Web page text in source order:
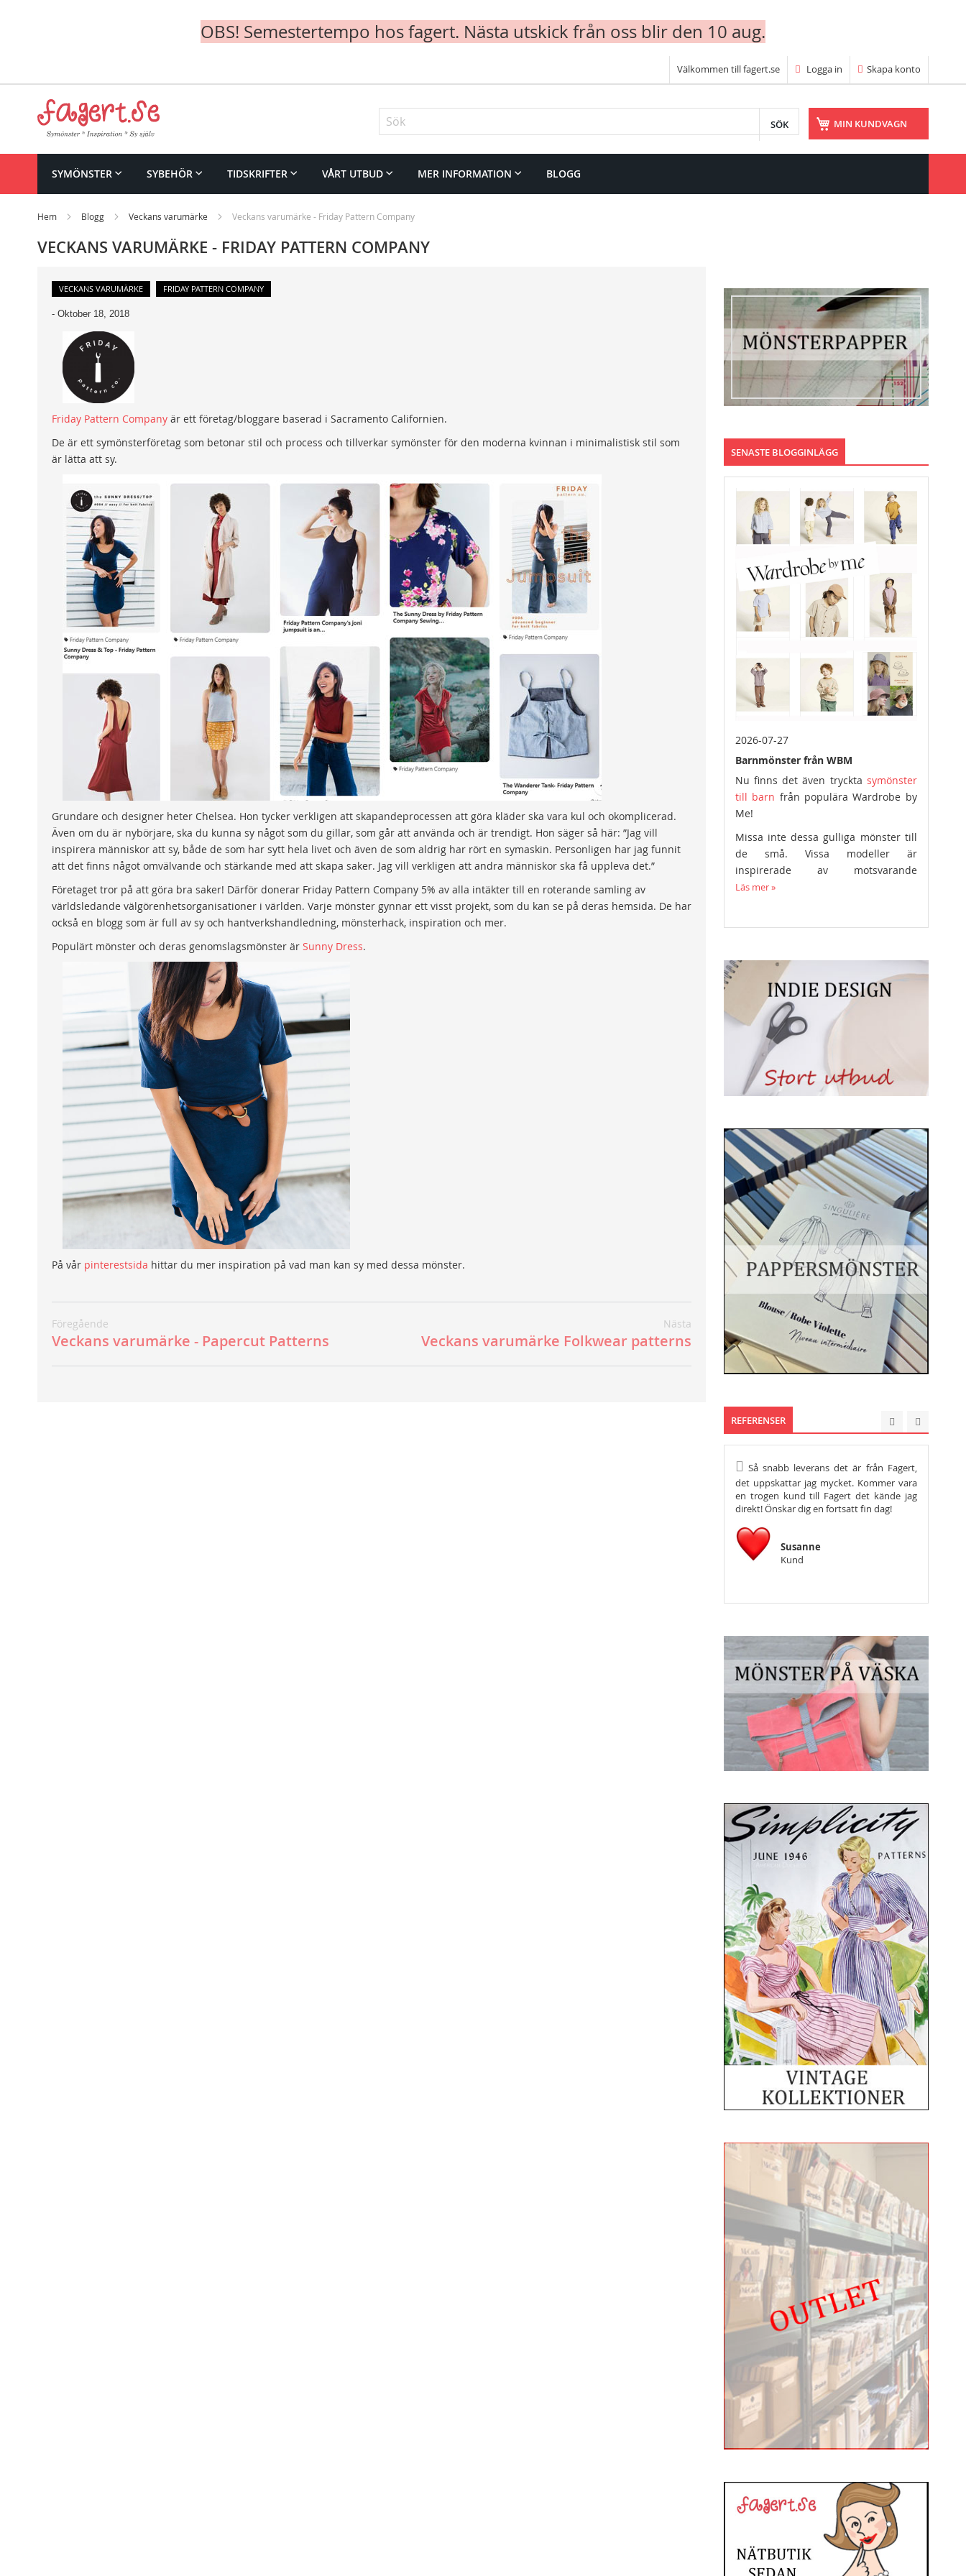
OBS! Semestertempo hos fagert. Nästa utskick från oss blir den 10 aug.
Content
Välkommen till fagert.se Logga in Skapa konto
MIN KUNDVAGN
Sök
SYMÖNSTER SYBEHÖR TIDSKRIFTER VÅRT UTBUD MER INFORMATION BLOGG
Hem Blogg Veckans varumärke Veckans varumärke - Friday Pattern Company
VECKANS VARUMÄRKE - FRIDAY PATTERN COMPANY
VECKANS VARUMÄRKE FRIDAY PATTERN COMPANY
- Oktober 18, 2018
Friday Pattern Company är ett företag/bloggare baserad i Sacramento Californien.
De är ett symönsterföretag som betonar stil och process och tillverkar symönster för den moderna kvinnan i minimalistisk stil som
är lätta att sy.
Grundare och designer heter Chelsea. Hon tycker verkligen att skapandeprocessen att göra kläder ska vara kul och okomplicerad.
Även om du är nybörjare, ska du kunna sy något som du gillar, som går att använda och är trendigt. Hon säger så här: ”Jag vill
inspirera människor att sy, både de som har sytt hela livet och även de som aldrig har rört en symaskin. Personligen har jag funnit
att det finns något omvälvande och stärkande med att skapa saker. Jag vill verkligen att andra människor ska få uppleva det.”
Företaget tror på att göra bra saker! Därför donerar Friday Pattern Company 5% av alla intäkter till en roterande samling av
världsledande välgörenhetsorganisationer i världen. Varje mönster gynnar ett visst projekt, som du kan se på deras hemsida. De har
också en blogg som är full av sy och hantverkshandledning, mönsterhack, inspiration och mer.
Populärt mönster och deras genomslagsmönster är Sunny Dress.
På vår pinterestsida hittar du mer inspiration på vad man kan sy med dessa mönster.
Föregående
Veckans varumärke - Papercut Patterns
Nästa
Veckans varumärke Folkwear patterns
SENASTE BLOGGINLÄGG
2026-07-27
Barnmönster från WBM
Nu finns det även tryckta symönster
till barn från populära Wardrobe by
Me!
Missa inte dessa gulliga mönster till
de små. Vissa modeller är
inspirerade av motsvarande
symönster i vuxenstorlek.
Läs mer »
REFERENSER
Så snabb leverans det är från Fagert,
det uppskattar jag mycket. Kommer vara
en trogen kund till Fagert det kände jag
direkt! Önskar dig en fortsatt fin dag!
Susanne
Kund
tacka så
önska er